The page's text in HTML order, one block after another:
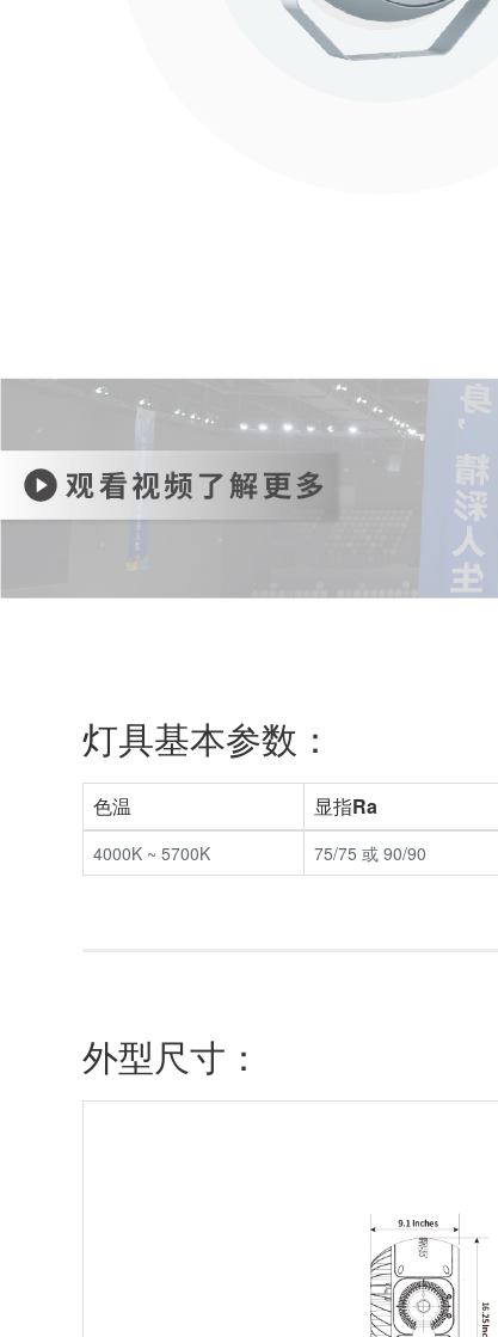
灯具基本参数：
色温 显指Ra
4000K ~ 5700K 75/75 或 90/90
外型尺寸：